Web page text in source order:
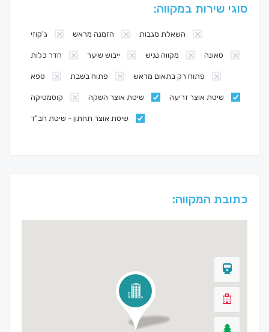
סוגי שירות במקווה:
ג'קוזי הזמנה מראש השאלת מגבות
חדר כלות ייבוש שיער מקווה נגיש סאונה
ספא פתוח בשבת פתוח רק בתאום מראש
קוסמטיקה שיטת אוצר השקה שיטת אוצר זריעה
שיטת אוצר תחתון - שיטת חב"ד
כתובת המקווה: